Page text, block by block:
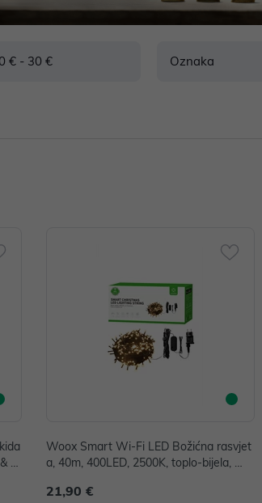
0 € - 30 € Oznaka
G
Woox Smart Wi-Fi LED Božićna rasvjet
a, 40m, 400LED, 2500K, toplo-bijela, Wo
Assistant
21,90 €